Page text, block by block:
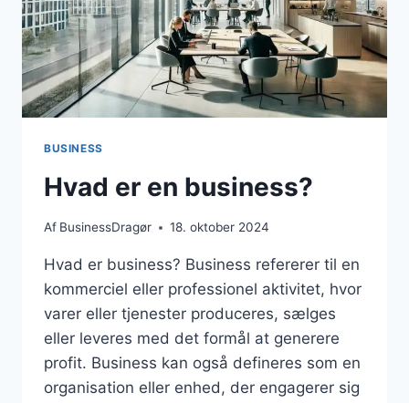
DANSKE
SPROG?
BUSINESS
Hvad er en business?
Af BusinessDragør 18. oktober 2024
Hvad er business? Business refererer til en
kommerciel eller professionel aktivitet, hvor
varer eller tjenester produceres, sælges
eller leveres med det formål at generere
profit. Business kan også defineres som en
organisation eller enhed, der engagerer sig